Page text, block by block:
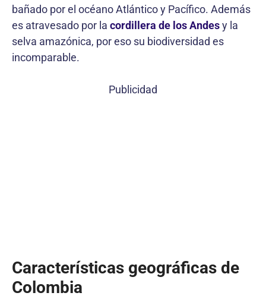
bañado por el océano Atlántico y Pacífico. Además
es atravesado por la cordillera de los Andesy la
selva amazónica, por eso su biodiversidad es
incomparable.
Publicidad
Características geográficas de
Colombia